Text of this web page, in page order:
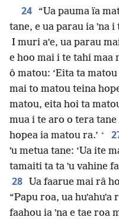
24
“Ua pauma ïa
tane, e ua parau ia ˈna
I muri aˈe, ua parau
e hoo mai i te tahi maa
ô matou: ‘Eita ta
mai to matou teina
matou, eita hoi ta
mua i te aro o tera tane
hopea ia matou ra.’ +
ˈu metua tane: ‘Ua ite
tamaiti ta ta ˈu vahine
28
Ua faarue mai râ
“Papu roa, ua huˈahuˈa
faahou ia ˈna e tae roa